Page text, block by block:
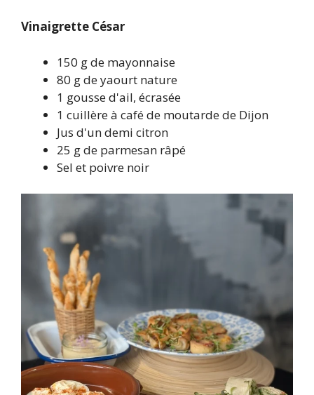
Vinaigrette César
150 g de mayonnaise
80 g de yaourt nature
1 gousse d'ail, écrasée
1 cuillère à café de moutarde de Dijon
Jus d'un demi citron
25 g de parmesan râpé
Sel et poivre noir